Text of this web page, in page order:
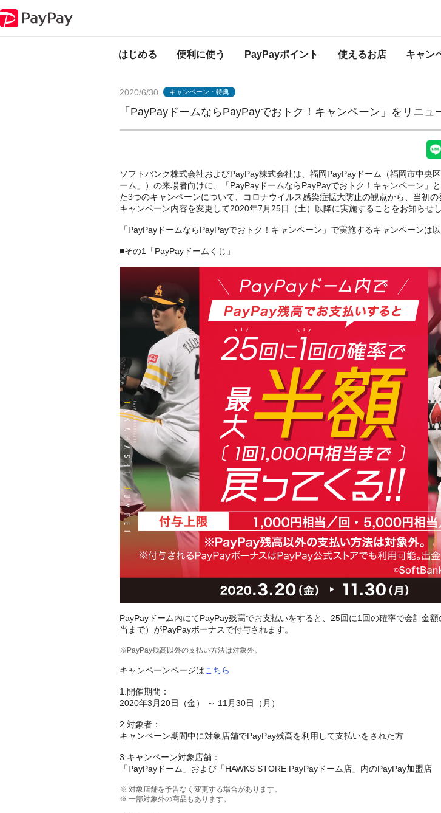
はじめる 便利に使う PayPayポイント 使えるお店 キャン
PayPayからの
2020/6/30 キャンペーン・特典
「PayPayドームならPayPayでおトク！キャンペーン」をリニュ
ソフトバンク株式会社およびPayPay株式会社は、福岡PayPayドーム（福岡市中央
ーム」）の来場者向けに、「PayPayドームならPayPayでおトク！キャンペーン」
た3つのキャンペーンについて、コロナウイルス感染症拡大防止の観点から、当初
キャンペーン内容を変更して2020年7月25日（土）以降に実施することをお知らせし
「PayPayドームならPayPayでおトク！キャンペーン」で実施するキャンペーンは以
■その1「PayPayドームくじ」
PayPayドーム内にてPayPay残高でお支払いをすると、25回に1回の確率で会計金
当まで）がPayPayボーナスで付与されます。
※PayPay残高以外の支払い方法は対象外。
キャンペーンページはこちら
1.開催期間：
2020年3月20日（金） ～ 11月30日（月）
2.対象者：
キャンペーン期間中に対象店舗でPayPay残高を利用して支払いをされた方
3.キャンペーン対象店舗：
「PayPayドーム」および「HAWKS STORE PayPayドーム店」内のPayPay加盟店
※ 対象店舗を予告なく変更する場合があります。
※ 一部対象外の商品もあります。